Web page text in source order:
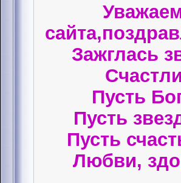
Зажглась
Пусть
Пусть
Пусть
Любви,